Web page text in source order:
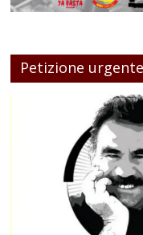
Petizione